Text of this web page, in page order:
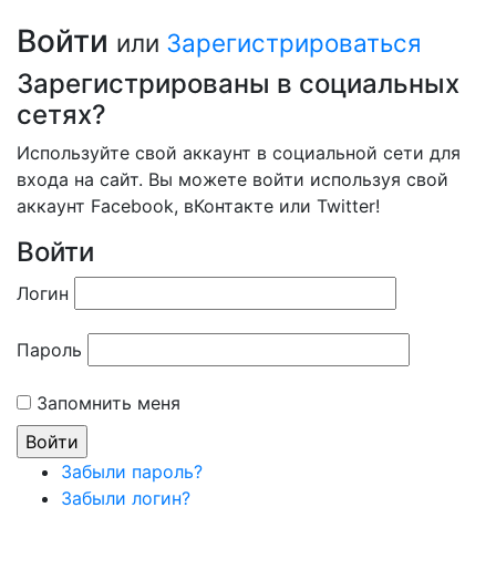
Войти или Зарегистрироваться
Зарегистрированы в социальных
сетях?
Используйте свой аккаунт в социальной сети для
входа на сайт. Вы можете войти используя свой
аккаунт Facebook, вКонтакте или Twitter!
Войти
Логин
Пароль
Запомнить меня
Забыли пароль?
Забыли логин?